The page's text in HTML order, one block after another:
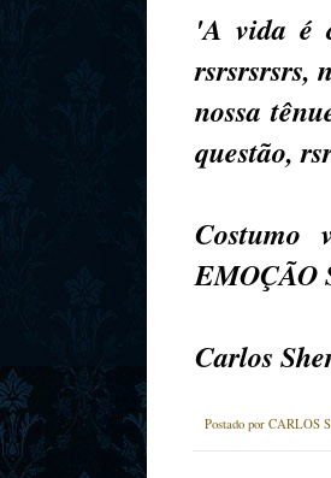
'A vida é
rsrsrsrsrs,
nossa
questão,
EMOÇÃO
Carlos
Postado por CARLOS